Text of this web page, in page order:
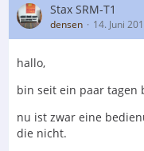
Stax SRM-T1
densen 14. Juni
hallo,
bin seit ein paar tagen
nu ist zwar eine
die nicht.